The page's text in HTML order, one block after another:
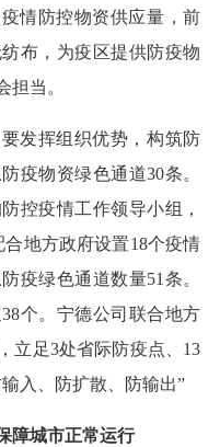
情防控物资供应量，前
布，为疫区提供防疫物
担当。
发挥组织优势，构筑防
疫物资绿色通道30条。
控疫情工作领导小组，
地方政府设置18个疫情
疫绿色通道数量51条。
个。宁德公司联合地方
立足3处省际防疫点、13
入、防扩散、防输出”
障城市正常运行